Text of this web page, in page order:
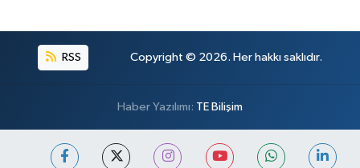
RSS Copyright © 2026. Her hakkı saklıdır.
Haber Yazılımı: TE Bilişim